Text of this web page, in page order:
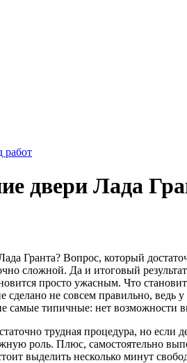
работ
двери Лада
Гранта? Вопрос, который
сложной. Да и итоговый
просто ужасным. Что
не совсем правильно,
самые типичные: нет возможности
трудная процедура, но
роль. Плюс, самостоятельно
выделить несколько минут